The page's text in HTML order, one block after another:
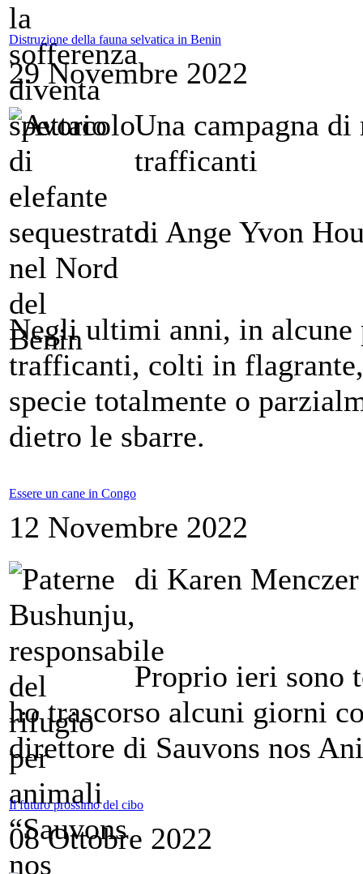
Distruzione della fauna selvatica in Benin
29 Novembre 2022
Una campagna di
trafficanti
di Ange Yvon
Negli ultimi anni, in
trafficanti, colti in
specie totalmente o
dietro le sbarre.
Essere un cane in Congo
12 Novembre 2022
di Karen Menczer
Proprio ieri sono
ho trascorso alcuni giorni
direttore di Sauvons nos
Il futuro prossimo del cibo
08 Ottobre 2022